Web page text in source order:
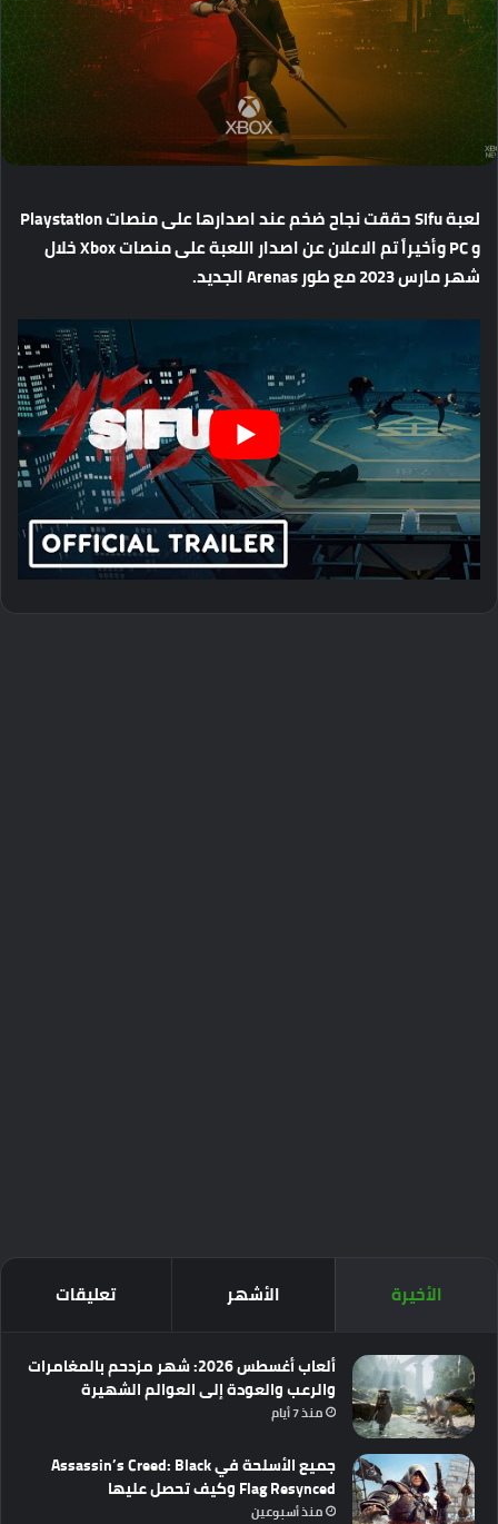
لعبة حققتنجاحضخمعنداصدارهاعلىمنصات
و
وأخيراًتمالاعلانعناصداراللعبةعلىمنصات
خلال
شهرمارس معطور الجديد.
الأخيرة الأشهر تعليقات
ألعاب أغسطس 2026: شهر مزدحم بالمغامرات
والرعب والعودة إلى العوالم الشهيرة
منذ 7 أيام
جميع الأسلحة في Assassin’s Creed: Black
Flag Resynced وكيف تحصل عليها
منذ أسبوعين